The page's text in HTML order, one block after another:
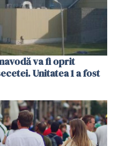
va fi oprit
Unitatea 1 a fost